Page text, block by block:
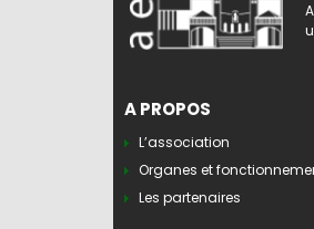
A PROPOS
L’association
Organes et
Les partenaires